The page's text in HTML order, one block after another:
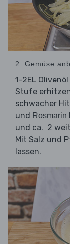
2. Gemüse
1-2EL
Stufe
schwacher
und Rosmarin
und ca. 2
Mit Salz und
lassen.